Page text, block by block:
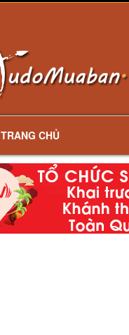
TRANG CHỦ